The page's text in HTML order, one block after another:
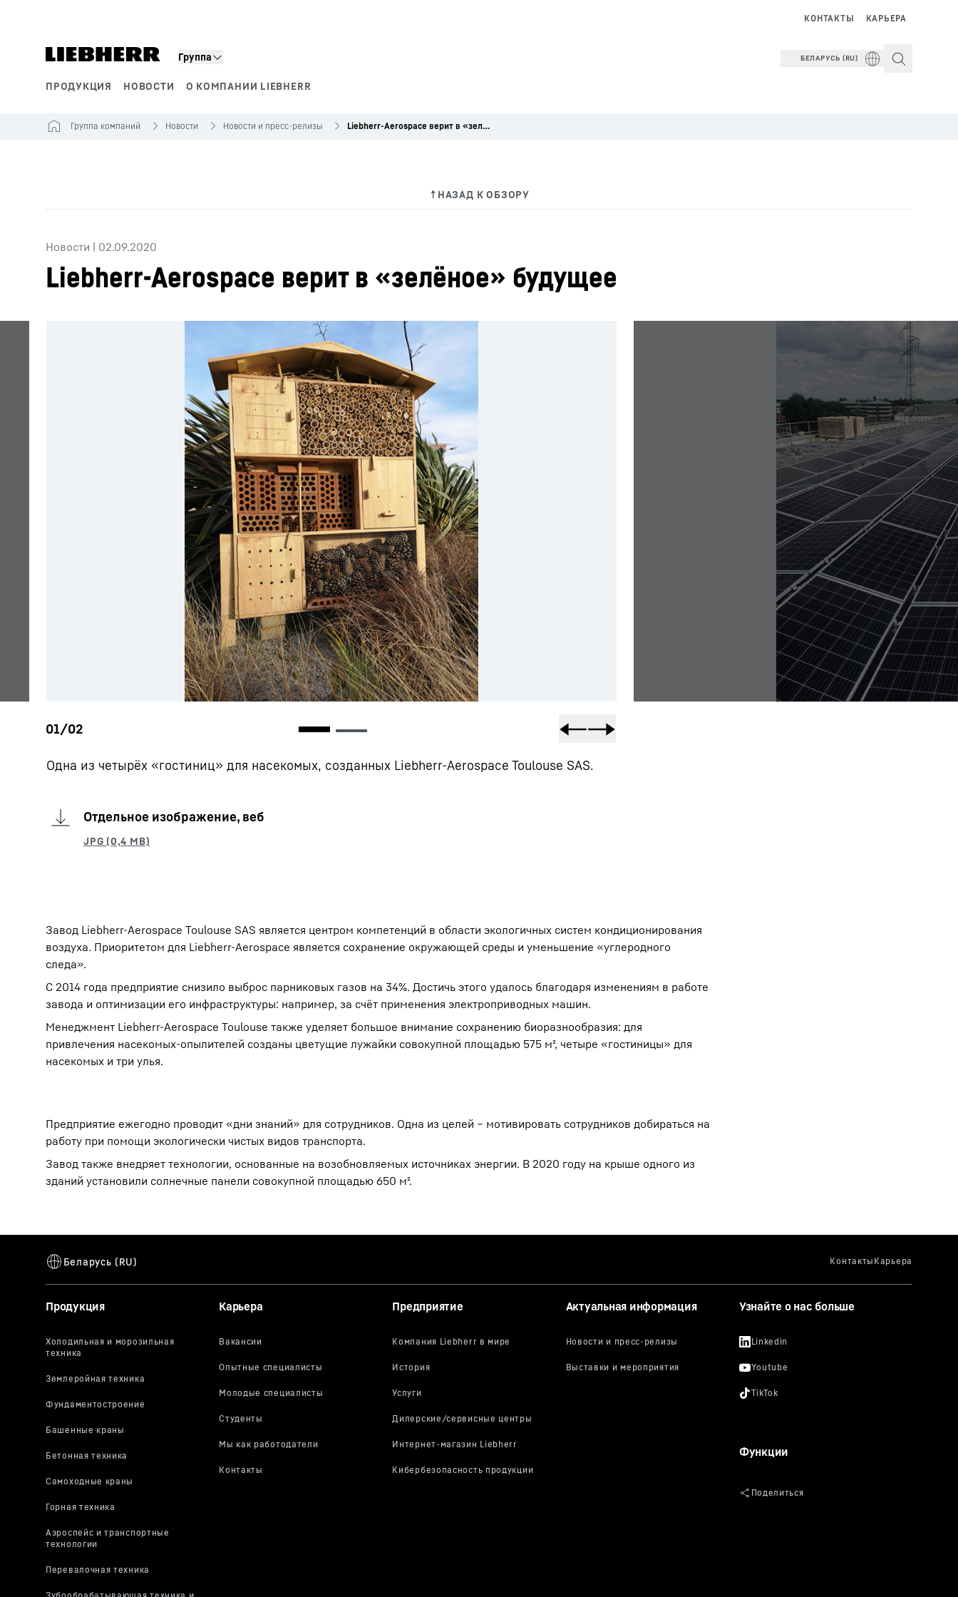
Группа
ПРОДУКЦИЯ НОВОСТИ О КОМПАНИИ LIEBHERR
КАРЬЕРА
КОНТАКТЫ
БЕЛАРУСЬ (RU)
Подробнее о компании
Группа компаний Новости Новости и пресс-релизы Liebherr-Aerospace верит в «зелёное» будущее
Новости | 02.09.2020
Liebherr-Aerospace верит в «зелёное» будущее
Одна из четырёх «гостиниц» для насекомых, созданных Liebherr-Aerospace Toulouse SAS.
Отдельное изображение, веб
Завод Liebherr-Aerospace Toulouse SAS является центром компетенций в области экологичных систем кондиционирования
воздуха. Приоритетом для Liebherr-Aerospace является сохранение окружающей среды и уменьшение «углеродного
следа».
С 2014 года предприятие снизило выброс парниковых газов на 34%. Достичь этого удалось благодаря изменениям в работе
завода и оптимизации его инфраструктуры: например, за счёт применения электроприводных машин.
Менеджмент Liebherr-Aerospace Toulouse также уделяет большое внимание сохранению биоразнообразия: для
привлечения насекомых-опылителей созданы цветущие лужайки совокупной площадью 575 м², четыре «гостиницы» для
насекомых и три улья.
Предприятие ежегодно проводит «дни знаний» для сотрудников. Одна из целей – мотивировать сотрудников добираться на
работу при помощи экологически чистых видов транспорта.
Завод также внедряет технологии, основанные на возобновляемых источниках энергии. В 2020 году на крыше одного из
зданий установили солнечные панели совокупной площадью 650 м².
Продукция Карьера Предприятие Актуальная информация Узнайте о нас больше
Функции